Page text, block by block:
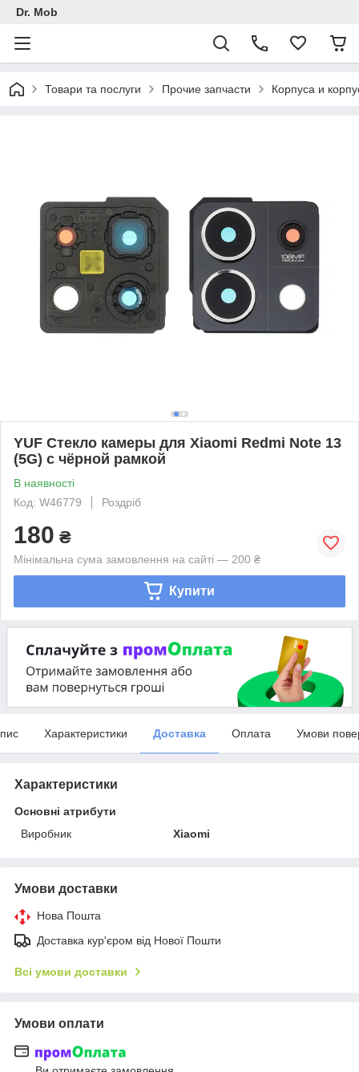
Dr. Mob
Товари та послуги Прочие запчасти Корпуса и
YUF Стекло камеры для Xiaomi Redmi Note 13
(5G) с чёрной рамкой
В наявності
Код: W46779
Роздріб
180 ₴
Мінімальна сума замовлення на сайті — 200 ₴
Купити
Характеристики Доставка Оплата Умови
Характеристики
Основні атрибути
Виробник
Xiaomi
Умови доставки
Нова Пошта
Доставка кур'єром від Нової Пошти
Всі умови доставки
Умови оплати